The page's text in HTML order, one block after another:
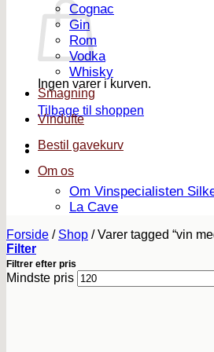
Ingen varer i kurven.
Tilbage til shoppen
Cognac
Gin
Rom
Vodka
Whisky
Smagning
Vindufte
Bestil gavekurv
Om os
Om Vinspecialisten
La Cave
Forside / Shop /Varer tagged “vin
Filter
Filtrer efter pris
Mindste pris